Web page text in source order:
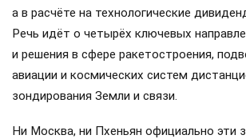
а в расчёте на технологические
Речь идёт о четырёх ключевых
и решения в сфере ракетостроения,
авиации и космических систем
зондирования Земли и связи.
Ни Москва, ни Пхеньян официально эти